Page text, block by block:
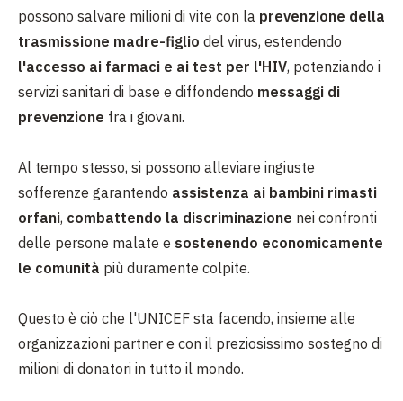
possono salvare milioni di vite con la prevenzione della
trasmissione madre-figlio del virus, estendendo
l'accesso ai farmaci e ai test per l'HIV, potenziando i
servizi sanitari di base e diffondendo messaggi di
prevenzione fra i giovani.
Al tempo stesso, si possono alleviare ingiuste
sofferenze garantendo assistenza ai bambini rimasti
orfani, combattendo la discriminazione nei confronti
delle persone malate e sostenendo economicamente
le comunità più duramente colpite.
Questo è ciò che l'UNICEF sta facendo, insieme alle
organizzazioni partner e con il preziosissimo sostegno di
milioni di donatori in tutto il mondo.